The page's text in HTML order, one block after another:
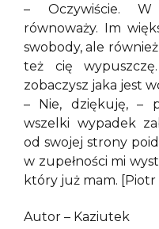
– Oczywiście.
równoważy. Im
swobody, ale
też cię
zobaczysz jaka jest
– Nie, dziękuję, –
wszelki wypadek
od swojej strony
w zupełności mi
który już mam. [Piotr
Autor – Kaziutek